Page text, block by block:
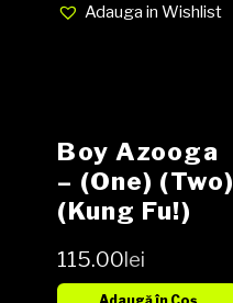
Adauga in Wishlist
Boy Azooga
‎– (One) (Two)
(Kung Fu!)
115.00lei